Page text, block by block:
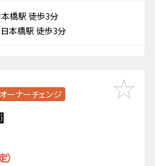
本橋駅 徒歩3分
本橋駅 徒歩3分
オーナーチェンジ
）